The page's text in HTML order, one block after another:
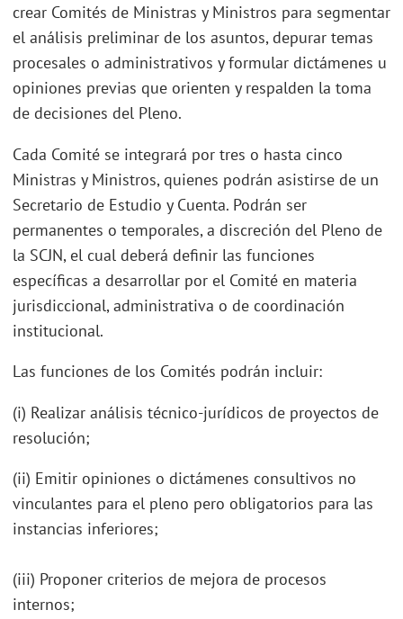
crear Comités de Ministras y Ministros para segmentar
el análisis preliminar de los asuntos, depurar temas
procesales o administrativos y formular dictámenes u
opiniones previas que orienten y respalden la toma
de decisiones del Pleno.
Cada Comité se integrará por tres o hasta cinco
Ministras y Ministros, quienes podrán asistirse de un
Secretario de Estudio y Cuenta. Podrán ser
permanentes o temporales, a discreción del Pleno de
la SCJN, el cual deberá definir las funciones
específicas a desarrollar por el Comité en materia
jurisdiccional, administrativa o de coordinación
institucional.
Las funciones de los Comités podrán incluir:
(i) Realizar análisis técnico-jurídicos de proyectos de
resolución;
(ii) Emitir opiniones o dictámenes consultivos no
vinculantes para el pleno pero obligatorios para las
instancias inferiores;
(iii) Proponer criterios de mejora de procesos
internos;